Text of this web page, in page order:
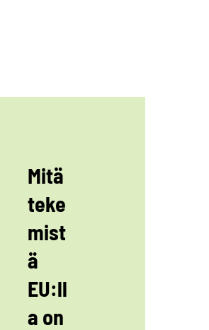
Mitä
teke
mist
ä
EU:ll
a on